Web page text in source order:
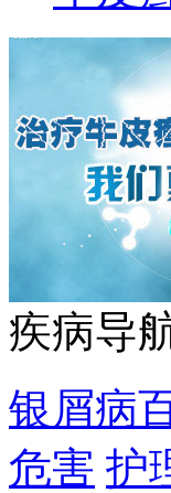
疾病导
银屑病
危害 护